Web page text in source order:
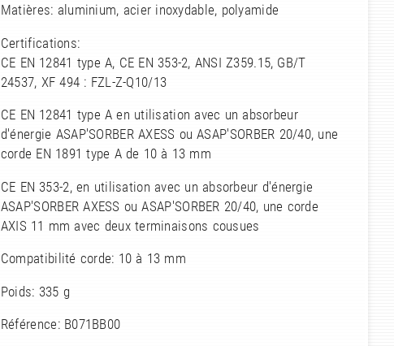
Matières: aluminium, acier inoxydable, polyamide
Certifications:
CE EN 12841 type A, CE EN 353-2, ANSI Z359.15, GB/T
24537, XF 494 : FZL-Z-Q10/13
CE EN 12841 type A en utilisation avec un absorbeur
d'énergie ASAP'SORBER AXESS ou ASAP'SORBER 20/40, une
corde EN 1891 type A de 10 à 13 mm
CE EN 353-2, en utilisation avec un absorbeur d'énergie
ASAP'SORBER AXESS ou ASAP'SORBER 20/40, une corde
AXIS 11 mm avec deux terminaisons cousues
Compatibilité corde: 10 à 13 mm
Poids: 335 g
Référence: B071BB00